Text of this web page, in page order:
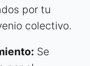
por tu
colectivo.
Se